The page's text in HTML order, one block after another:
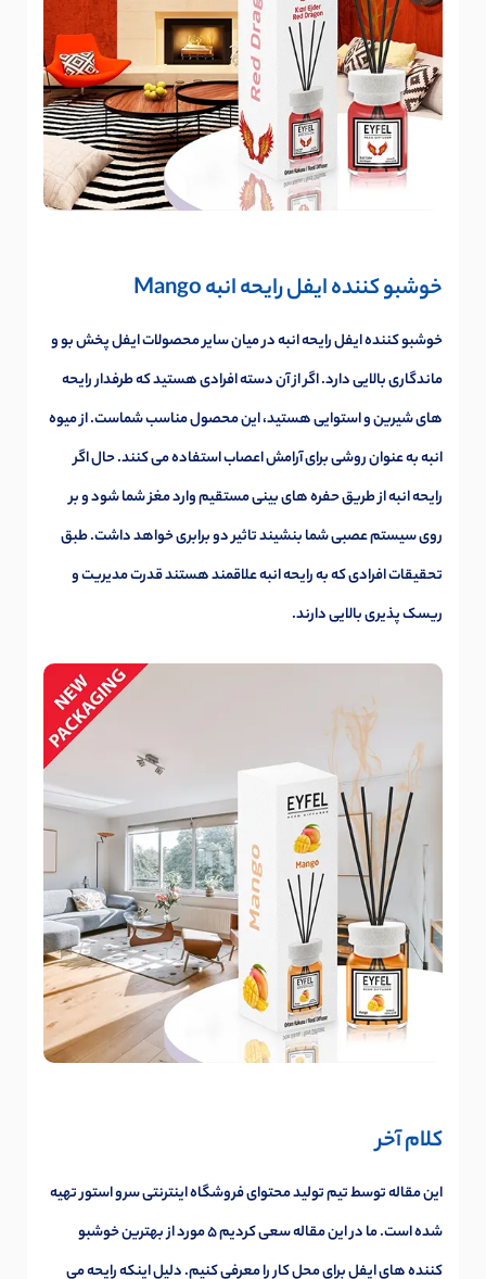
خوشبو کننده ایفل رایحه انبه Mango
خوشبو کننده ایفل رایحه انبه در میان سایر محصولات ایفل پخش بو و
ماندگاری بالایی دارد. اگر از آن دسته افرادی هستید که طرفدار رایحه
های شیرین و استوایی هستید، این محصول مناسب شماست. از میوه
انبه به عنوان روشی برای آرامش اعصاب استفاده می کنند. حال اگر
رایحه انبه از طریق حفره های بینی مستقیم وارد مغز شما شود و بر
روی سیستم عصبی شما بنشیند تاثیر دو برابری خواهد داشت. طبق
تحقیقات افرادی که به رایحه انبه علاقمند هستند قدرت مدیریت و
ریسک پذیری بالایی دارند.
کلام آخر
این مقاله توسط تیم تولید محتوای فروشگاه اینترنتی سرو استور تهیه
شده است. ما در این مقاله سعی کردیم 5 مورد از بهترین خوشبو
کننده های ایفل برای محل کار را معرفی کنیم. دلیل اینکه رایحه می